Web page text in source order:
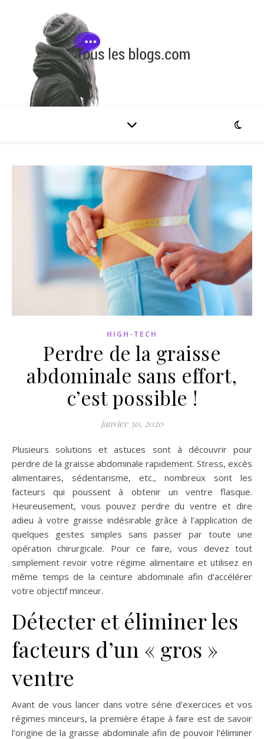
HIGH-TECH
Perdre de la graisse
abdominale sans effort,
c’est possible !
janvier 30, 2020
Plusieurs solutions et astuces sont à découvrir pour
perdre de la graisse abdominale rapidement. Stress, excès
alimentaires, sédentarisme, etc., nombreux sont les
facteurs qui poussent à obtenir un ventre flasque.
Heureusement, vous pouvez perdre du ventre et dire
adieu à votre graisse indésirable grâce à l’application de
quelques gestes simples sans passer par toute une
opération chirurgicale. Pour ce faire, vous devez tout
simplement revoir votre régime alimentaire et utilisez en
même temps de la ceinture abdominale afin d’accélérer
votre objectif minceur.
Détecter et éliminer les
facteurs d’un « gros »
ventre
Avant de vous lancer dans votre série d’exercices et vos
régimes minceurs, la première étape à faire est de savoir
l’origine de la graisse abdominale afin de pouvoir l’éliminer